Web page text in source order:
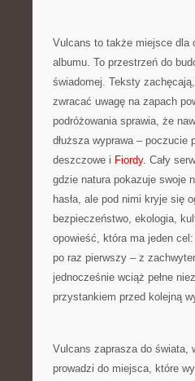
Vulcans to także miejsce dla
albumu. To przestrzeń do
świadomej. Teksty
zwracać uwagę na zapach
podróżowania sprawia, że
dłuższa wyprawa – poczucie
deszczowe i Fiordy. Cały
gdzie natura pokazuje swoje
hasła, ale pod nimi kryje się
bezpieczeństwo, ekologia,
opowieść, która ma jeden
po raz pierwszy – z
jednocześnie wciąż pełne
przystankiem przed kolejną
Vulcans zaprasza do świata,
prowadzi do miejsca, które